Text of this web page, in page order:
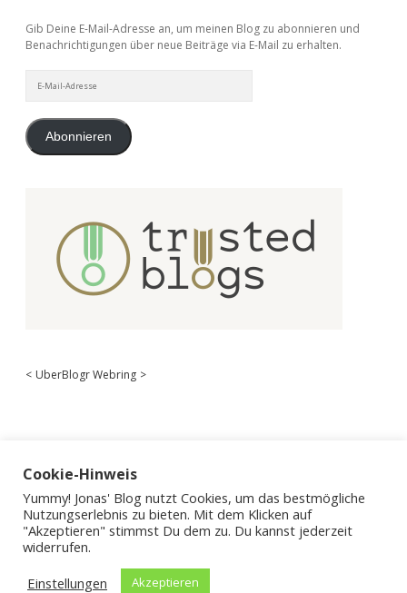
Gib Deine E-Mail-Adresse an, um meinen Blog zu abonnieren und
Benachrichtigungen über neue Beiträge via E-Mail zu erhalten.
Mail-
Abonnieren
< UberBlogr Webring >
Cookie-Hinweis
Yummy! Jonas' Blog nutzt Cookies, um das bestmögliche
Nutzungserlebnis zu bieten. Mit dem Klicken auf
"Akzeptieren" stimmst Du dem zu. Du kannst jederzeit
widerrufen.
Einstellungen
Akzeptieren